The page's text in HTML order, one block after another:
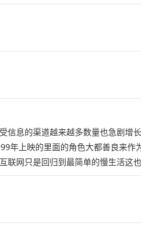
息的渠道越来越多数量也急剧
年上映的里面的角色大都善良来
联网只是回归到最简单的慢生活这